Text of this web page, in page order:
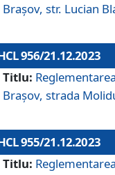
Brașov, str. Lucian
956/21.12.2023
Titlu:
Brașov, strada
955/21.12.2023
Titlu: